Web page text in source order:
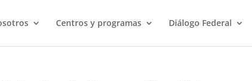
Centros y programas Diálogo Federal